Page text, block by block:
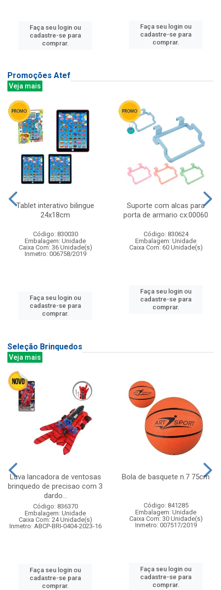
Faça seu login ou
cadastre-se para
comprar.
Faça seu login ou
cadastre-se para
comprar.
Promoções Atef
Veja mais
Tablet interativo bilingue
24x18cm
Código: 830030
Embalagem: Unidade
Caixa Com: 36 Unidade(s)
Inmetro: 006758/2019
Faça seu login ou
cadastre-se para
comprar.
Suporte com alcas para
porta de armario cx:00060
Código: 830624
Embalagem: Unidade
Caixa Com: 60 Unidade(s)
Faça seu login ou
cadastre-se para
comprar.
Seleção Brinquedos
Veja mais
Luva lancadora de ventosas
brinquedo de precisao com 3
dardo...
Código: 836370
Embalagem: Unidade
Caixa Com: 24 Unidade(s)
Inmetro: ABCP-BRI-0404-2023-16
Faça seu login ou
cadastre-se para
comprar.
Bola de basquete n.7 75cm
Código: 841285
Embalagem: Unidade
Caixa Com: 30 Unidade(s)
Inmetro: 007517/2019
Faça seu login ou
cadastre-se para
comprar.